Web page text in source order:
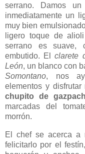
serrano. Damos
inmediatamente un
muy bien
ligero toque de
serrano es suave,
embutido. Elclarete
León, un blanco con
Somontano, nos
elementos y
chupito de
marcadas del
morrón.
El chef se acerca a
felicitarlo por el